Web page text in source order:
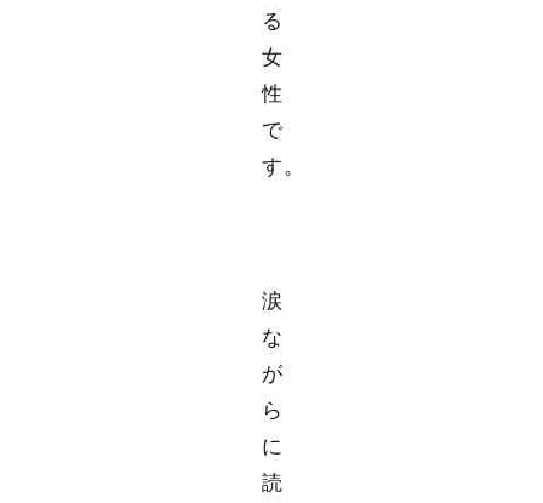
る
女
性
で
す。
涙
な
が
ら
に
読